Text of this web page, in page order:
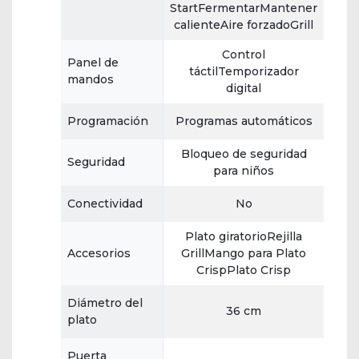
StartFermentarMantener
calienteAire forzadoGrill
Panel de
mandos
Control
táctilTemporizador
digital
Programación Programas automáticos
Seguridad
Bloqueo de seguridad
para niños
Conectividad No
Accesorios
Plato giratorioRejilla
GrillMango para Plato
CrispPlato Crisp
Diámetro del
plato
36 cm
Puerta